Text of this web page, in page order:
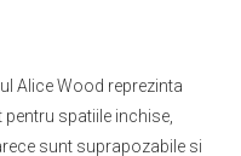
Alice Wood reprezinta
spatiile inchise,
sunt suprapozabile si